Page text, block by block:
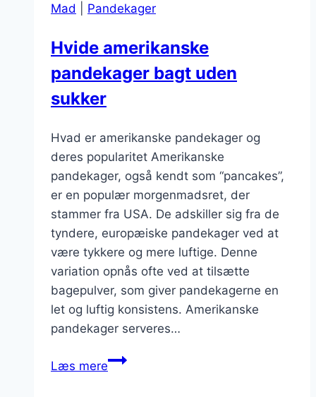
Mad Pandekager
Hvide amerikanske
pandekager bagt uden
sukker
Hvad er amerikanske pandekager og
deres popularitet Amerikanske
pandekager, også kendt som “pancakes”,
er en populær morgenmadsret, der
stammer fra USA. De adskiller sig fra de
tyndere, europæiske pandekager ved at
være tykkere og mere luftige. Denne
variation opnås ofte ved at tilsætte
bagepulver, som giver pandekagerne en
let og luftig konsistens. Amerikanske
pandekager serveres…
Læs mereHvide